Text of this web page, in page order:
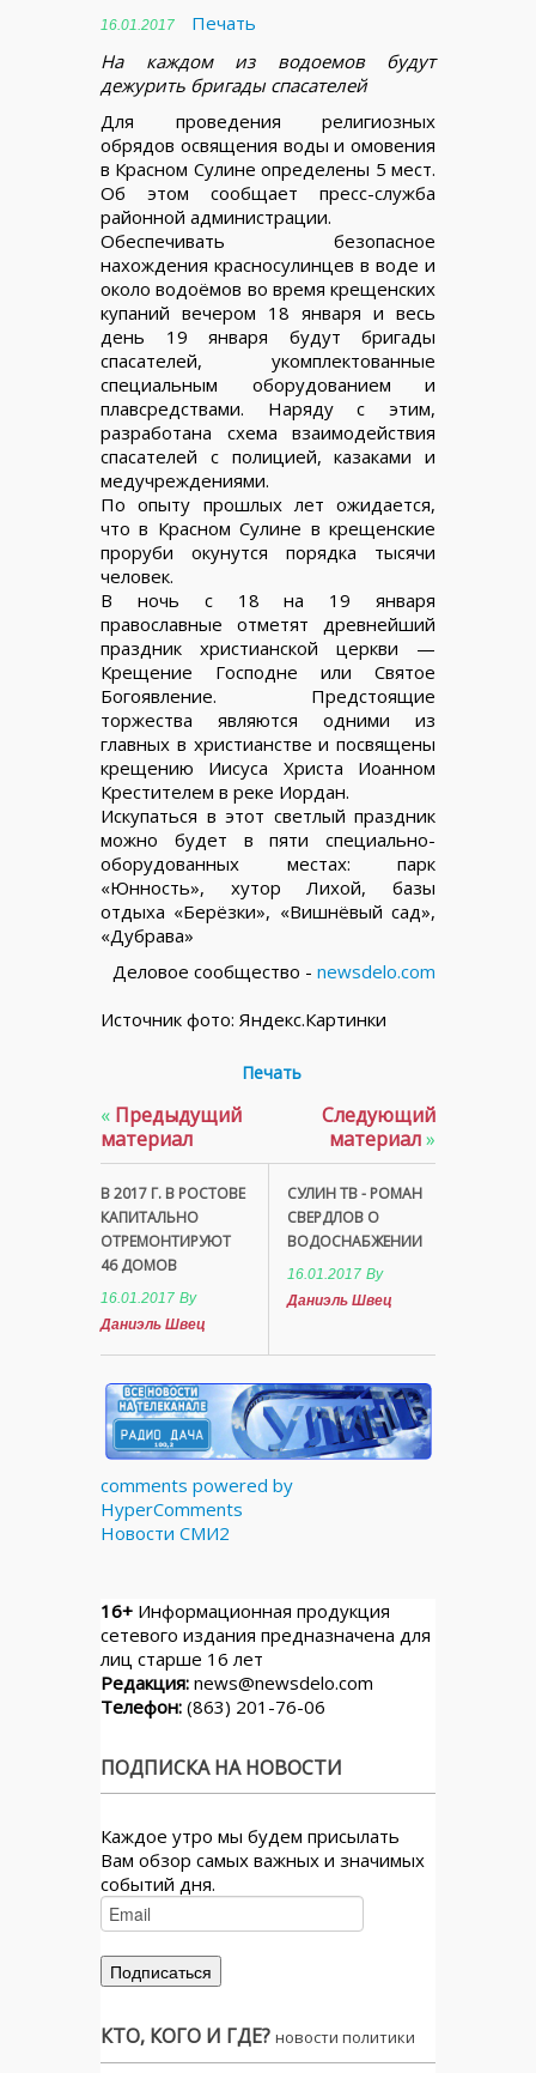
16.01.2017
Печать
На каждом из водоемов будут
дежурить бригады спасателей
Для проведения религиозных
обрядов освящения воды и омовения
в Красном Сулине определены 5 мест.
Об этом сообщает пресс-служба
районной администрации.
Обеспечивать безопасное
нахождения красносулинцев в воде и
около водоёмов во время крещенских
купаний вечером 18 января и весь
день 19 января будут бригады
спасателей, укомплектованные
специальным оборудованием и
плавсредствами. Наряду с этим,
разработана схема взаимодействия
спасателей с полицией, казаками и
медучреждениями.
По опыту прошлых лет ожидается,
что в Красном Сулине в крещенские
проруби окунутся порядка тысячи
человек.
В ночь с 18 на 19 января
православные отметят древнейший
праздник христианской церкви —
Крещение Господне или Святое
Богоявление. Предстоящие
торжества являются одними из
главных в христианстве и посвящены
крещению Иисуса Христа Иоанном
Крестителем в реке Иордан.
Искупаться в этот светлый праздник
можно будет в пяти специально-
оборудованных местах: парк
«Юнность», хутор Лихой, базы
отдыха «Берёзки», «Вишнёвый сад»,
«Дубрава»
Деловое сообщество - newsdelo.com
Источник фото: Яндекс.Картинки
Печать
« Предыдущий
материал
В 2017 Г. В РОСТОВЕ
КАПИТАЛЬНО
ОТРЕМОНТИРУЮТ
46 ДОМОВ
16.01.2017 By
Даниэль Швец
Следующий
материал»
СУЛИН ТВ - РОМАН
СВЕРДЛОВ О
ВОДОСНАБЖЕНИИ
16.01.2017 By
Даниэль Швец
comments powered by
HyperComments
Новости СМИ2
16+ Информационная продукция
сетевого издания предназначена для
лиц старше 16 лет
Редакция: news@newsdelo.com
Телефон: (863) 201-76-06
ПОДПИСКА НА НОВОСТИ
Каждое утро мы будем присылать
Вам обзор самых важных и значимых
событий дня.
КТО, КОГО И ГДЕ? новости политики